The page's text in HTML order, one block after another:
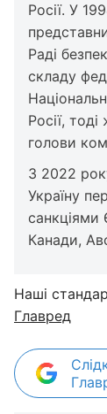
Росії. У
Раді
складу
Росії,
голови
З 2022
Україну
санкціями
Канади,
Наші
Главред